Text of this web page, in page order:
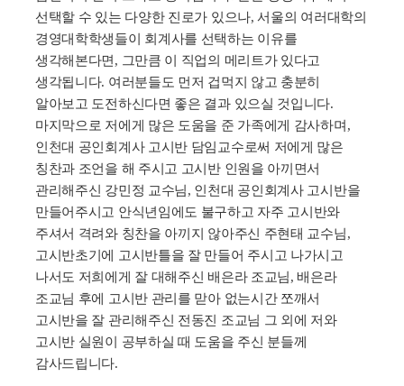
선택할 수 있는 다양한 진로가 있으나,서울의 여러대학의
경영대학학생들이 회계사를 선택하는 이유를
생각해본다면 , 그만큼 이 직업의 메리트가 있다고
생각됩니다. 여러분들도 먼저 겁먹지 않고 충분히
알아보고 도전하신다면 좋은 결과 있으실 것입니다.
마지막으로 저에게 많은 도움을 준 가족에게 감사하며 ,
인천대 공인회계사 고시반 담임교수로써 저에게 많은
칭찬과 조언을 해 주시고 고시반 인원을 아끼면서
관리해주신 강민정 교수님, 인천대 공인회계사 고시반을
만들어주시고 안식년임에도 불구하고 자주 고시반와
주셔서 격려와 칭찬을 아끼지 않아주신 주현태 교수님,
고시반초기에 고시반틀을 잘 만들어 주시고 나가시고
나서도 저희에게 잘 대해주신 배은라 조교님, 배은라
조교님 후에 고시반 관리를 맏아 없는시간 쪼깨서
고시반을 잘 관리해주신 전동진 조교님 그 외에 저와
고시반 실원이 공부하실 때 도움을 주신 분들께
감사드립니다.